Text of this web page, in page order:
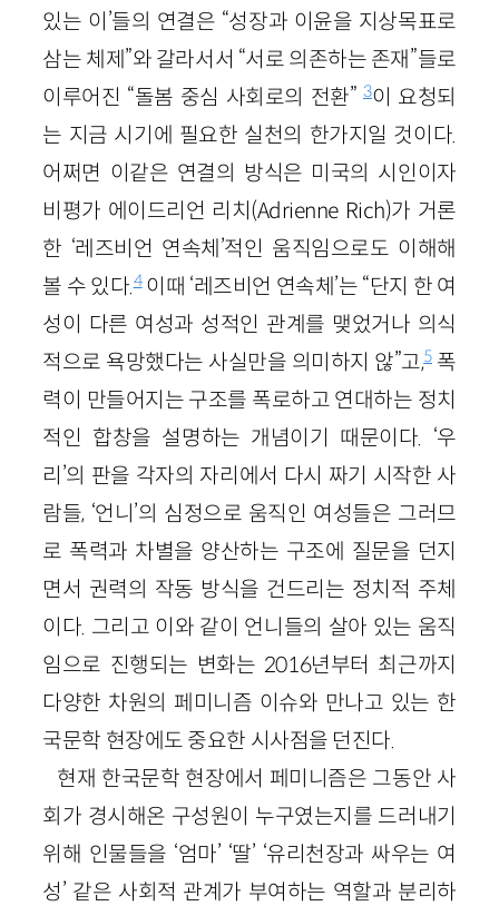
있는 이’들의 연결은 “성장과 이윤을 지상목표로
삼는 체제”와 갈라서서 “서로 의존하는 존재”들로
이루어진 “돌봄 중심 사회로의 전환”3이 요청되
는 지금 시기에 필요한 실천의 한가지일 것이다.
어쩌면 이같은 연결의 방식은 미국의 시인이자
비평가 에이드리언 리치(Adrienne Rich)가 거론
한 ‘레즈비언 연속체’적인 움직임으로도 이해해
볼 수 있다.4이때 ‘레즈비언 연속체’는 “단지 한 여
성이 다른 여성과 성적인 관계를 맺었거나 의식
적으로 욕망했다는 사실만을 의미하지 않”고,5폭
력이 만들어지는 구조를 폭로하고 연대하는 정치
적인 합창을 설명하는 개념이기 때문이다. ‘우
리’의 판을 각자의 자리에서 다시 짜기 시작한 사
람들, ‘언니’의 심정으로 움직인 여성들은 그러므
로 폭력과 차별을 양산하는 구조에 질문을 던지
면서 권력의 작동 방식을 건드리는 정치적 주체
이다. 그리고 이와 같이 언니들의 살아 있는 움직
임으로 진행되는 변화는 2016년부터 최근까지
다양한 차원의 페미니즘 이슈와 만나고 있는 한
국문학 현장에도 중요한 시사점을 던진다.
현재 한국문학 현장에서 페미니즘은 그동안 사
회가 경시해온 구성원이 누구였는지를 드러내기
위해 인물들을 ‘엄마’ ‘딸’ ‘유리천장과 싸우는 여
성’ 같은 사회적 관계가 부여하는 역할과 분리하